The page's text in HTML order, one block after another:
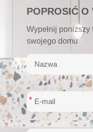
POPROSIĆ O
Wypełnij
swojego domu
*